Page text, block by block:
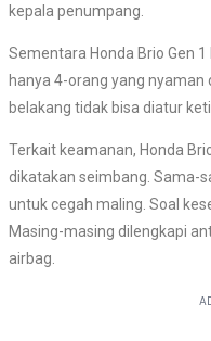
kepala penumpang.
Sementara Honda Brio Gen
hanya 4-orang yang
belakang tidak bisa diatur
Terkait keamanan, Honda
dikatakan seimbang. Sama-
untuk cegah maling. Soal
Masing-masing dilengkapi
airbag.